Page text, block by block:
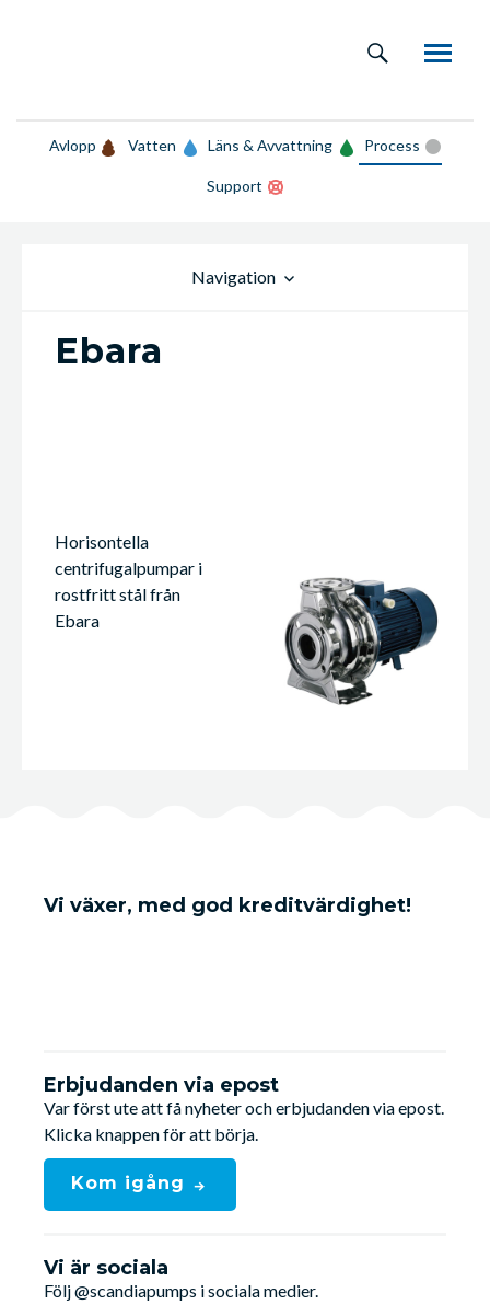
Avlopp Vatten Läns & Avvattning Process
Support
Navigation
Ebara
Horisontella
centrifugalpumpar i
rostfritt stål från
Ebara
Vi växer, med god kreditvärdighet!
Erbjudanden via epost
Var först ute att få nyheter och erbjudanden via epost.
Klicka knappen för att börja.
Kom igång
Vi är sociala
Följ @scandiapumps i sociala medier.